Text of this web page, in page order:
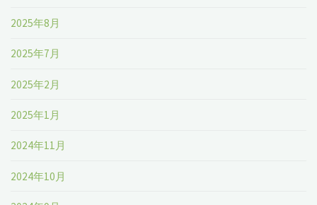
2025年8月
2025年7月
2025年2月
2025年1月
2024年11月
2024年10月